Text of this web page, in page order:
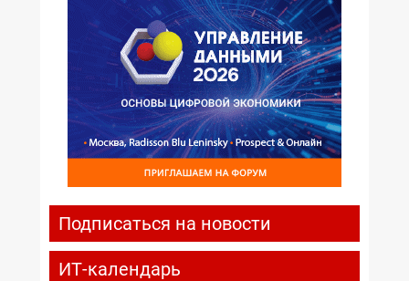
Подписаться на новости
ИТ-календарь